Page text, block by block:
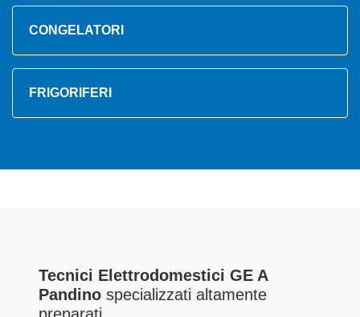
CONGELATORI
FRIGORIFERI
Tecnici Elettrodomestici GE A
Pandino specializzati altamente